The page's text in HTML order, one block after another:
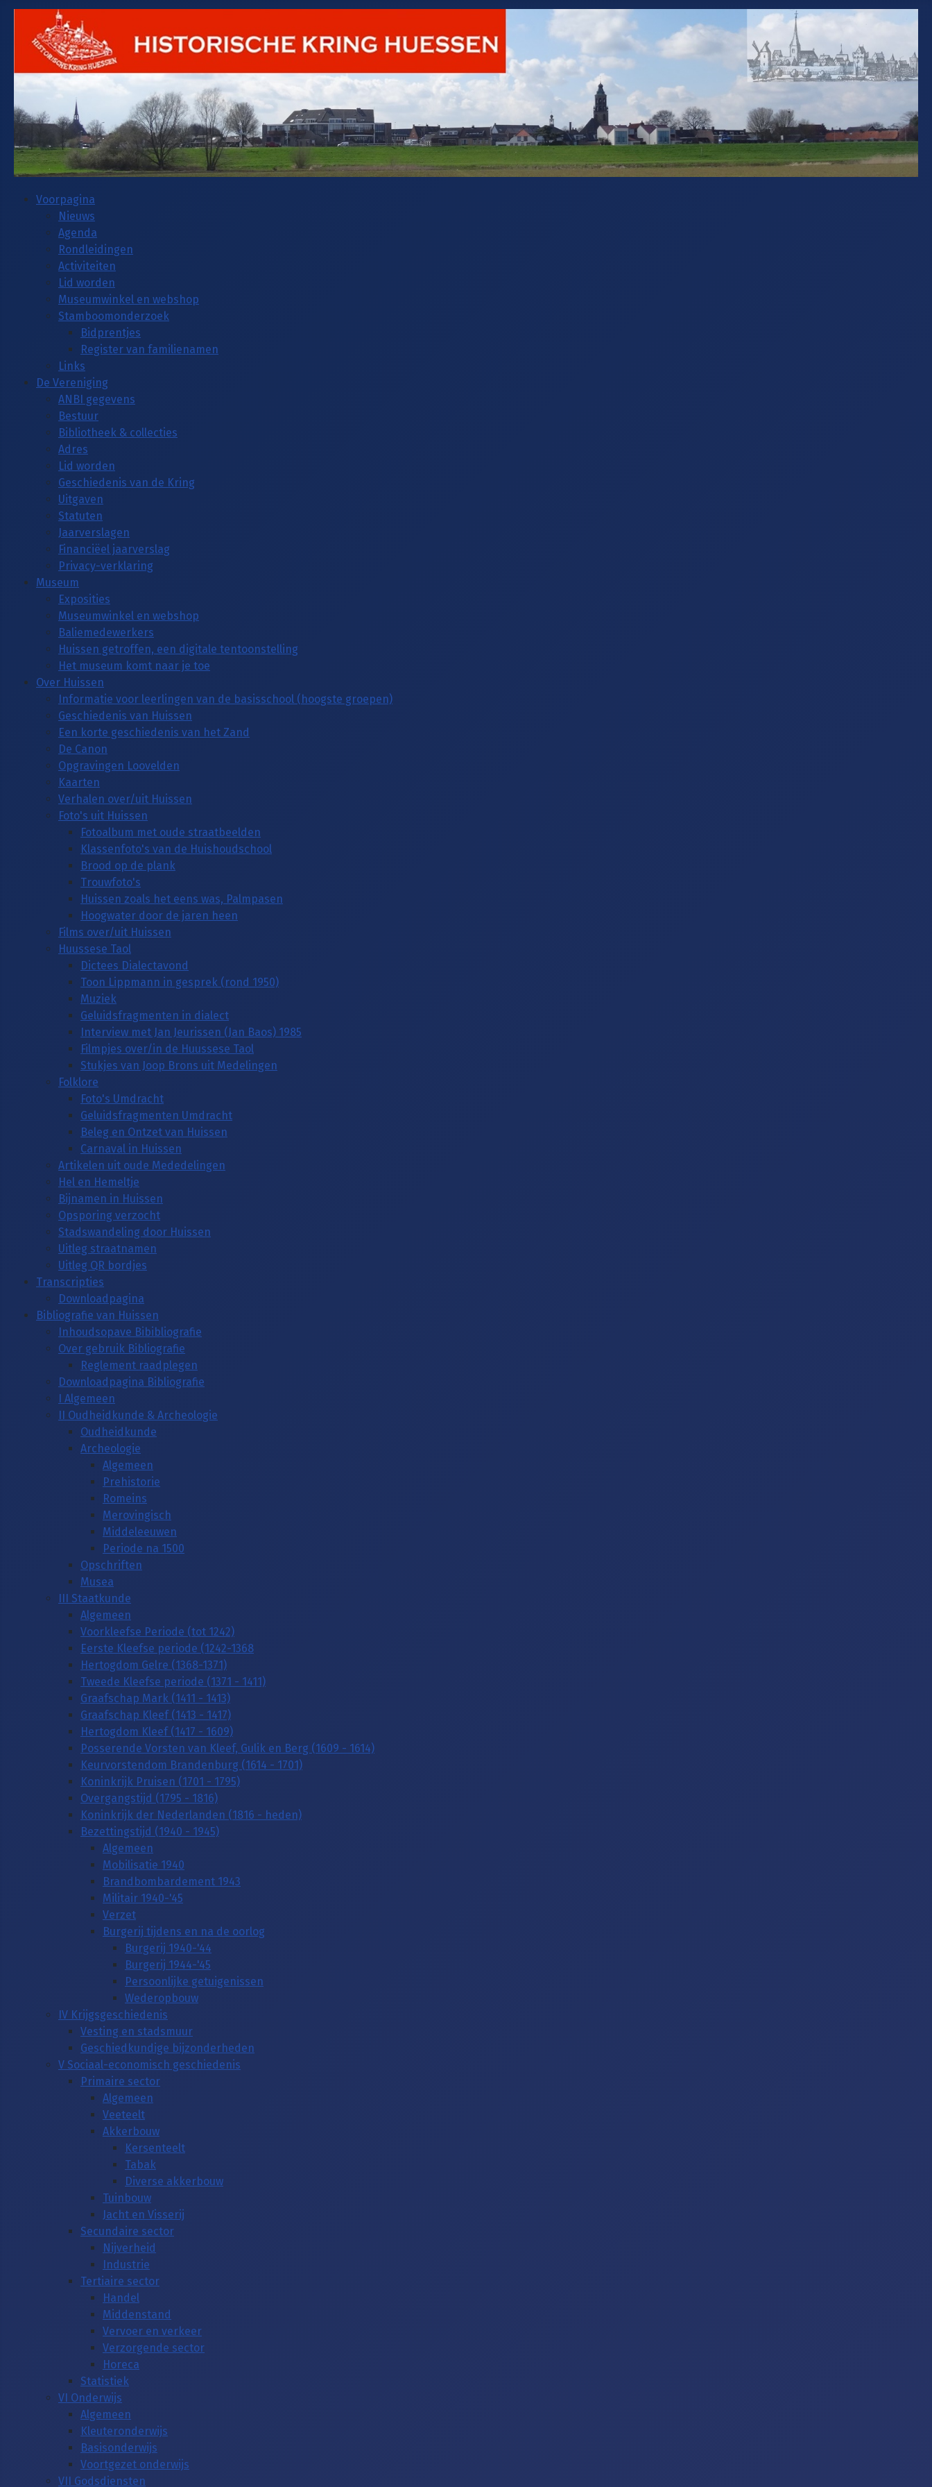
Voorpagina
Nieuws
Agenda
Rondleidingen
Activiteiten
Lid worden
Museumwinkel en webshop
Stamboomonderzoek
Bidprentjes
Register van familienamen
Links
De Vereniging
ANBI gegevens
Bestuur
Bibliotheek & collecties
Adres
Lid worden
Geschiedenis van de Kring
Uitgaven
Statuten
Jaarverslagen
Financiëel jaarverslag
Privacy-verklaring
Museum
Exposities
Museumwinkel en webshop
Baliemedewerkers
Huissen getroffen, een digitale tentoonstelling
Het museum komt naar je toe
Over Huissen
Informatie voor leerlingen van de basisschool (hoogste groepen)
Geschiedenis van Huissen
Een korte geschiedenis van het Zand
De Canon
Opgravingen Loovelden
Kaarten
Verhalen over/uit Huissen
Foto's uit Huissen
Fotoalbum met oude straatbeelden
Klassenfoto's van de Huishoudschool
Brood op de plank
Trouwfoto's
Huissen zoals het eens was, Palmpasen
Hoogwater door de jaren heen
Films over/uit Huissen
Huussese Taol
Dictees Dialectavond
Toon Lippmann in gesprek (rond 1950)
Muziek
Geluidsfragmenten in dialect
Interview met Jan Jeurissen (Jan Baos) 1985
Filmpjes over/in de Huussese Taol
Stukjes van Joop Brons uit Medelingen
Folklore
Foto's Umdracht
Geluidsfragmenten Umdracht
Beleg en Ontzet van Huissen
Carnaval in Huissen
Artikelen uit oude Mededelingen
Hel en Hemeltje
Bijnamen in Huissen
Opsporing verzocht
Stadswandeling door Huissen
Uitleg straatnamen
Uitleg QR bordjes
Transcripties
Downloadpagina
Bibliografie van Huissen
Inhoudsopave Bibibliografie
Over gebruik Bibliografie
Reglement raadplegen
Downloadpagina Bibliografie
I Algemeen
II Oudheidkunde & Archeologie
Oudheidkunde
Archeologie
Algemeen
Prehistorie
Romeins
Merovingisch
Middeleeuwen
Periode na 1500
Opschriften
Musea
III Staatkunde
Algemeen
Voorkleefse Periode (tot 1242)
Eerste Kleefse periode (1242-1368
Hertogdom Gelre (1368-1371)
Tweede Kleefse periode (1371 - 1411)
Graafschap Mark (1411 - 1413)
Graafschap Kleef (1413 - 1417)
Hertogdom Kleef (1417 - 1609)
Posserende Vorsten van Kleef, Gulik en Berg (1609 - 1614)
Keurvorstendom Brandenburg (1614 - 1701)
Koninkrijk Pruisen (1701 - 1795)
Overgangstijd (1795 - 1816)
Koninkrijk der Nederlanden (1816 - heden)
Bezettingstijd (1940 - 1945)
Algemeen
Mobilisatie 1940
Brandbombardement 1943
Militair 1940-'45
Verzet
Burgerij tijdens en na de oorlog
Burgerij 1940-'44
Burgerij 1944-'45
Persoonlijke getuigenissen
Wederopbouw
IV Krijgsgeschiedenis
Vesting en stadsmuur
Geschiedkundige bijzonderheden
V Sociaal-economisch geschiedenis
Primaire sector
Algemeen
Veeteelt
Akkerbouw
Kersenteelt
Tabak
Diverse akkerbouw
Tuinbouw
Jacht en Visserij
Secundaire sector
Nijverheid
Industrie
Tertiaire sector
Handel
Middenstand
Vervoer en verkeer
Verzorgende sector
Horeca
Statistiek
VI Onderwijs
Algemeen
Kleuteronderwijs
Basisonderwijs
Voortgezet onderwijs
VII Godsdiensten